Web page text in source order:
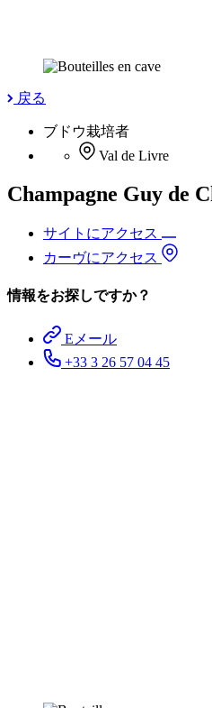
戻る
ブドウ栽培者
Val de Livre
Champagne Guy de
サイトにアクセス
カーヴにアクセス
情報をお探しですか？
Eメール
+33 3 26 57 04 45